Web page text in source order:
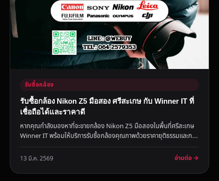
รับซื้อกล้อง
รับซื้อกล้อง Nikon Z5 มือสอง ศรีสะเกษ กับ Winner IT ที่
เชื่อถือได้และราคาดี
หากคุณกำลังมองหาที่จะขายกล้อง Nikon Z5 มือสองในพื้นที่ศรีสะเกษ
Winner IT พร้อมให้บริการรับซื้อกล้องคุณภาพด้วยราคายุติธรรมและก...
13 มี.ค. 2569 อ่านต่อ →